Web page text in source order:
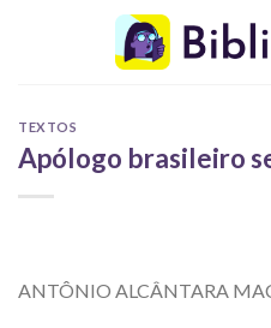
TEXTOS
Apólogo brasileiro
ANTÔNIO ALCÂNTARA